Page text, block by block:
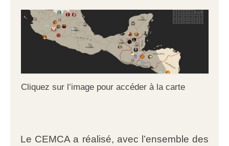
Cliquez sur l’image pour accéder à la carte
Le CEMCA a réalisé, avec l’ensemble des